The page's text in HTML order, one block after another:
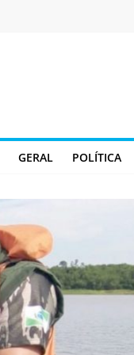
GERAL POLÍTICA